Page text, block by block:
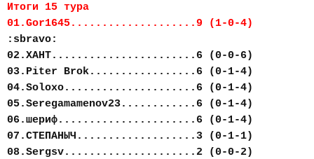
Итоги 15 тура
01.Gor1645....................9 (1-0-4)
:sbravo:
02.ХАНТ.......................6 (0-0-6)
03.Piter Brok.................6 (0-1-4)
04.Soloxo.....................6 (0-1-4)
05.Seregamamenov23............6 (0-1-4)
06.шериф......................6 (0-1-4)
07.СТЕПАНЫЧ...................3 (0-1-1)
08.Sergsv.....................2 (0-0-2)